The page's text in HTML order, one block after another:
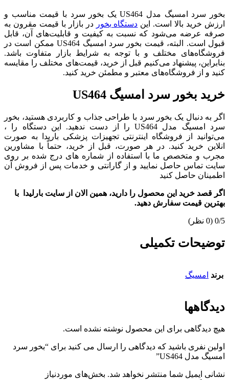
بخور سرد امسیگ مدل US464 یک بخور سرد با قیمت مناسب و
ارزش خرید بالا است. این دستگاه بخور در بازار با قیمت مقرون به
صرفه عرضه می‌شود که نسبت به کیفیت و قابلیت‌های آن، قابل
قبول است. البته، قیمت بخور سرد امسیگ US464 ممکن است در
فروشگاه‌های مختلف و با توجه به شرایط بازار متفاوت باشد.
بنابراین، پیشنهاد می‌کنیم قبل از خرید، قیمت‌های مختلف را مقایسه
کنید و از فروشگاه‌های معتبر و مطمئن خرید کنید.
خرید بخور سرد امسیگ US464
اگر به دنبال یک بخور سرد با طراحی جذاب و کاربردی هستید، بخور
سرد امسیگ مدل US464 را از دست ندهید. این دستگاه را ،
می‌توانید از فروشگاه اینترنتی تجهیزات پزشکی باریدا به صورت
انلاین خرید کنید. در هر صورت، قبل از خرید، حتماً با مشاورین
مجرب و متخصص ما با استفاده از شماره های درج شده بر روی
سایت تماس حاصل نمایید و از گارانتی و خدمات پس از فروش آن
اطمینان حاصل کنید
اگر قصد خرید این محصول را دارید، همین الان از سایت بارلیدا با
بهترین قیمت سفارش دهید.
‫0/5 ‫(0 نظر)
توضیحات تکمیلی
برند امسیگ
دیدگاهها
هیچ دیدگاهی برای این محصول نوشته نشده است.
اولین نفری باشید که دیدگاهی را ارسال می کنید برای “بخور سرد
امسیگ مدل US464”
نشانی ایمیل شما منتشر نخواهد شد. بخش‌های موردنیاز